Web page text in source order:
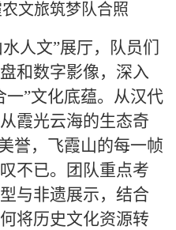
文旅筑梦队合照
人文”展厅，队员们
和数字影像，深入
一”文化底蕴。从汉代
霞光云海的生态奇
誉，飞霞山的每一帧
不已。团队重点考
与非遗展示，结合
将历史文化资源转